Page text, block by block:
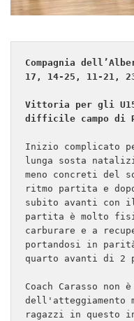
Compagnia
17, 14-25, 11-21,
Vittoria per gli U15
difficile campo di
Inizio complicato
lunga sosta
meno concreti del
ritmo partita e
subito avanti con
partita è molto
carburare e a
portandosi in
quarto avanti di 2
Coach Carasso non
dell'atteggiamento
ragazzi in questo